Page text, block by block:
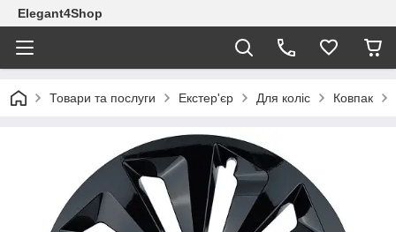
Elegant4Shop
Товари та послуги Екстер'єр Для коліс Ковпак